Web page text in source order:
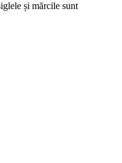
și mărcile sunt